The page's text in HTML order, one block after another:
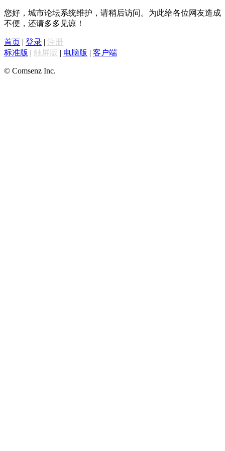
您好，城市论坛系统维护，请稍后访问。为此给各位网友造成
不便，还请多多见谅！
首页 | 登录 | 注册
标准版 | 触屏版 | 电脑版 | 客户端
© Comsenz Inc.